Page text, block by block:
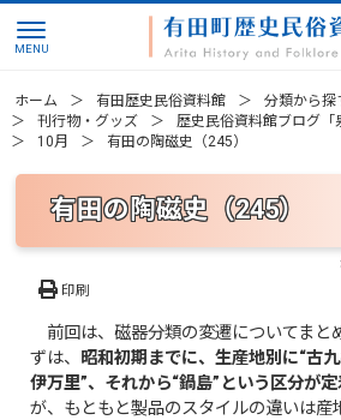
ホーム 有田歴史民俗資料館
分類から探
刊行物・グッズ
歴史民俗資料館ブログ「
10月
有田の陶磁史（245）
有田の陶磁史（245）
印刷
前回は、磁器分類の変遷についてまと
ずは、 昭和初期までに、生産地別に“古
伊万里”、それから“鍋島”という区分が
が、もともと製品のスタイルの違いは産